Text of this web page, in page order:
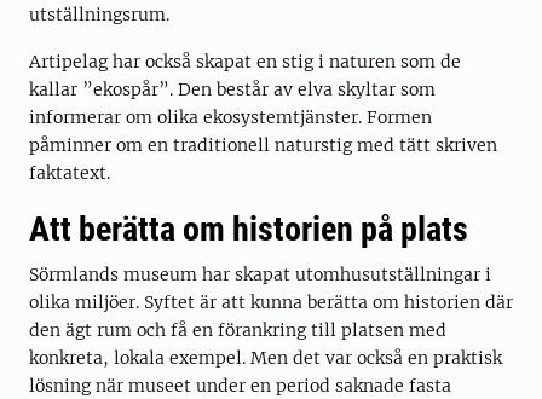
utställningsrum.
Artipelag har också skapat en stig i naturen som de
kallar ”ekospår”. Den består av elva skyltar som
informerar om olika ekosystemtjänster. Formen
påminner om en traditionell naturstig med tätt skriven
faktatext.
Att berätta om historien på plats
Sörmlands museum har skapat utomhusutställningar i
olika miljöer. Syftet är att kunna berätta om historien där
den ägt rum och få en förankring till platsen med
konkreta, lokala exempel. Men det var också en praktisk
lösning när museet under en period saknade fasta